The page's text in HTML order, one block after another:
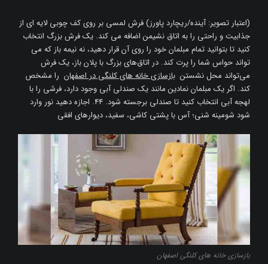
(اعتبار تصویر: آینده/ریچارد پاورز) فرش لمسی بر روی کف چوبی لایه ای از
جذابیت و راحتی را به اتاق نشیمن اضافه می کند. یک فرش بزرگ انتخاب
کنید تا بتوانید تمام مبلمان خود را روی آن قرار دهید، نه نیمه باز که می
تواند حواس شما را پرت کند. در اتاق‌های بزرگ با پلان باز، یک فرش
می‌تواند محل نشستن بازسازی خانه های کلنگی در اصفهان را مشخص
کند. اگر یک مبلمان نمادین مانند یک صندلی آبی وجود دارد، فرشی را با
لهجه آبی انتخاب کنید تا صندلی برجسته شود. 44. اجازه دهید نور وارد
شود شومینه شنی؛ آس با پشتی کاشی، سفید، دیوارهای افقی
بازسازی خانه های کلنگی اصفهان